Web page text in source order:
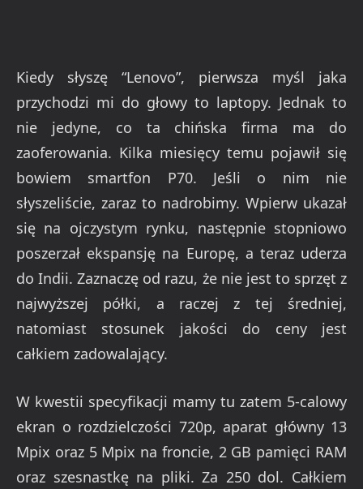
Kiedy słyszę “Lenovo”, pierwsza myśl jaka
przychodzi mi do głowy to laptopy. Jednak to
nie jedyne, co ta chińska firma ma do
zaoferowania. Kilka miesięcy temu pojawił się
bowiem smartfon P70. Jeśli o nim nie
słyszeliście, zaraz to nadrobimy. Wpierw ukazał
się na ojczystym rynku, następnie stopniowo
poszerzał ekspansję na Europę, a teraz uderza
do Indii. Zaznaczę od razu, że nie jest to sprzęt z
najwyższej półki, a raczej z tej średniej,
natomiast stosunek jakości do ceny jest
całkiem zadowalający.
W kwestii specyfikacji mamy tu zatem 5-calowy
ekran o rozdzielczości 720p, aparat główny 13
Mpix oraz 5 Mpix na froncie, 2 GB pamięci RAM
oraz szesnastkę na pliki. Za 250 dol. Całkiem